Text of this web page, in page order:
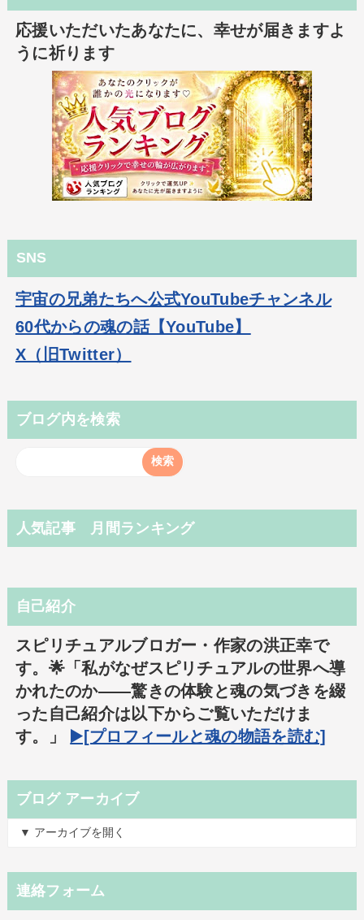
応援いただいたあなたに、幸せが届きますよ
うに祈ります
SNS
宇宙の兄弟たちへ公式YouTubeチャンネル
60代からの魂の話【YouTube】
X（旧Twitter）
ブログ内を検索
人気記事 月間ランキング
自己紹介
スピリチュアルブロガー・作家の洪正幸で
す。🌟「私がなぜスピリチュアルの世界へ導
かれたのか――驚きの体験と魂の気づきを綴
った自己紹介は以下からご覧いただけま
す。」
▶️[プロフィールと魂の物語を読む]
ブログ アーカイブ
▼ アーカイブを開く
連絡フォーム